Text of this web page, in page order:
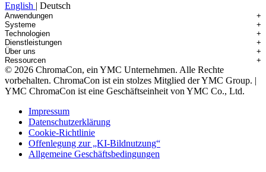
English | Deutsch
Anwendungen +
Anwendungsübersicht
Antikörper-Wirkstoff-Konjugate
Isolierung von Verunreinigungen
mAbs & Antikörpervarianten
Kleine Moleküle & Nutraceuticals
Oligonukleotide
Rekombinante Proteine
Virale Vektoren (AAV)
Systeme +
Systemübersicht
Contichrom® TWIN HPLC
Contichrom® PILOT
Contichrom® CUBE
Contichrom® TWIN LPLC – Einfang
Technologien +
Technologieübersicht
Batch-Chromatographie
Kontinuierliche Aufreinigung (CaptureSMB®)
Kontinuierliche Anreicherung (N-Rich®)
Kontinuierliche Polierung (MCSGP)
Dynamische Prozesssteuerung (AutoPeak® & AutomAb®)
Mehrdimensionale Chromatographie (2D/3D)
Dienstleistungen +
Service-Überblick
Kundenspezifische Aufreinigung
Demos & Einführungen
Machbarkeitsstudien
Prozessmodellierung
Systemvermietung
Schulung & Beratung
Über uns +
Über ChromaCon
Neuigkeiten & Veranstaltungen
Vertriebspartner
Kontakt
Ressourcen +
Ressourcenbibliothek
Fachartikel
© 2026 ChromaCon, ein YMC Unternehmen. Alle Rechte
vorbehalten. ChromaCon ist ein stolzes Mitglied der YMC Group. |
YMC ChromaCon ist eine Geschäftseinheit von YMC Co., Ltd.
Impressum
Datenschutzerklärung
Cookie-Richtlinie
Offenlegung zur „KI-Bildnutzung“
Allgemeine Geschäftsbedingungen